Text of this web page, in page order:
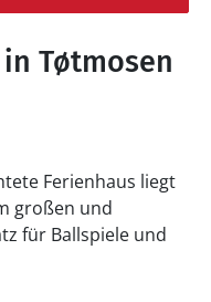
Tøtmosen
Ferienhaus liegt
großen und
für Ballspiele und